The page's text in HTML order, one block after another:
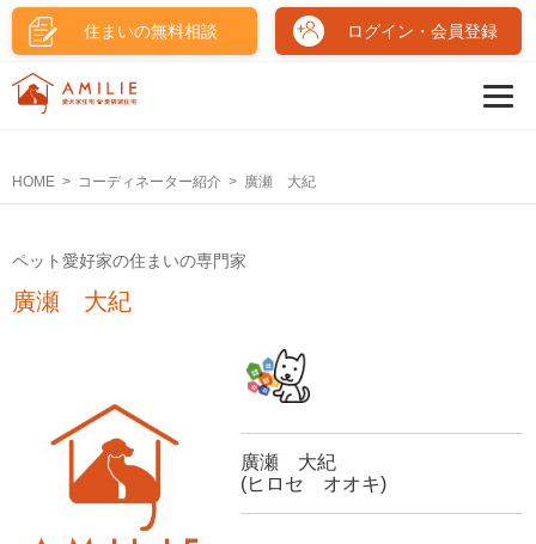
住まいの無料相談 ログイン・会員登録
HOME コーディネーター紹介 廣瀬 大紀
ペット愛好家の住まいの専門家
廣瀬 大紀
廣瀬 大紀
(ヒロセ オオキ)